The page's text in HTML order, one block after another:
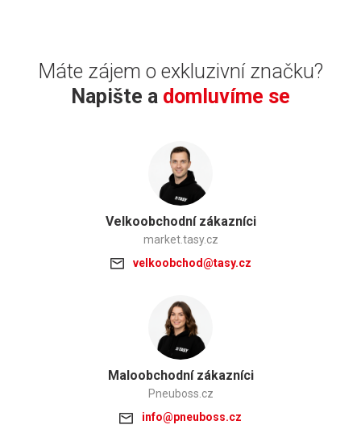
Máte zájem o exkluzivní značku?
Napište a domluvíme se
Velkoobchodní zákazníci
market.tasy.cz
velkoobchod@tasy.cz
Maloobchodní zákazníci
Pneuboss.cz
info@pneuboss.cz